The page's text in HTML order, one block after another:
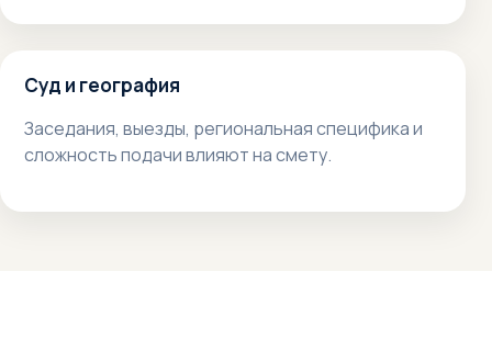
Суд и география
Заседания, выезды, региональная специфика и
сложность подачи влияют на смету.